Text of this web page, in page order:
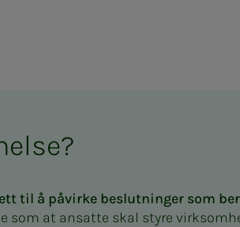
til å påvirke beslutninger som
som at ansatte skal styre